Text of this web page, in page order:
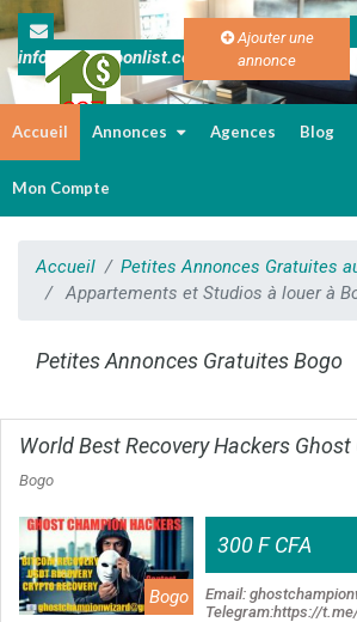
info@cameroonlist.com
Ajouter une
annonce
Accueil Annonces Agences Blog
Mon Compte
Accueil
Petites Annonces Gratuites
Appartements et Studios à louer à
Petites Annonces Gratuites Bogo
World Best Recovery Hackers
Bogo
Bogo
300 F CFA
Email:
Telegram:https://